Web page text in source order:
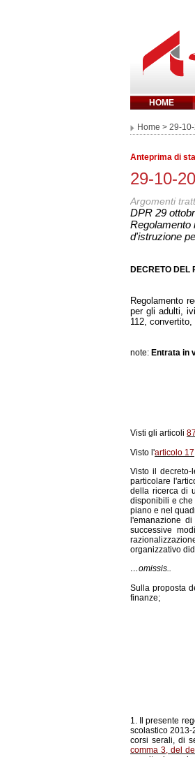
HOME
Home > 29-
Anteprima di
29-10-
Argomenti
DPR 29
Regolamento
d'istruzione
DECRETO
Regolamento
per gli adulti,
112,
note: Entrata in
Visti gli articoli 87
Visto l'articolo
Visto il decreto-
particolare
della ricerca di
disponibili e che
piano e nel
l'emanazione
successive
organizzativo
…omissis..
Sulla proposta
finanze;
1. Il presente
scolastico
corsi serali, di
comma 3, del